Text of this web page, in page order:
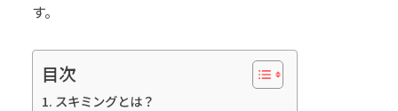
す。
目次
スキミングとは？